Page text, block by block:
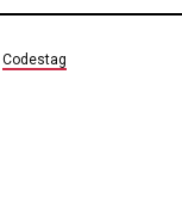
Codestag